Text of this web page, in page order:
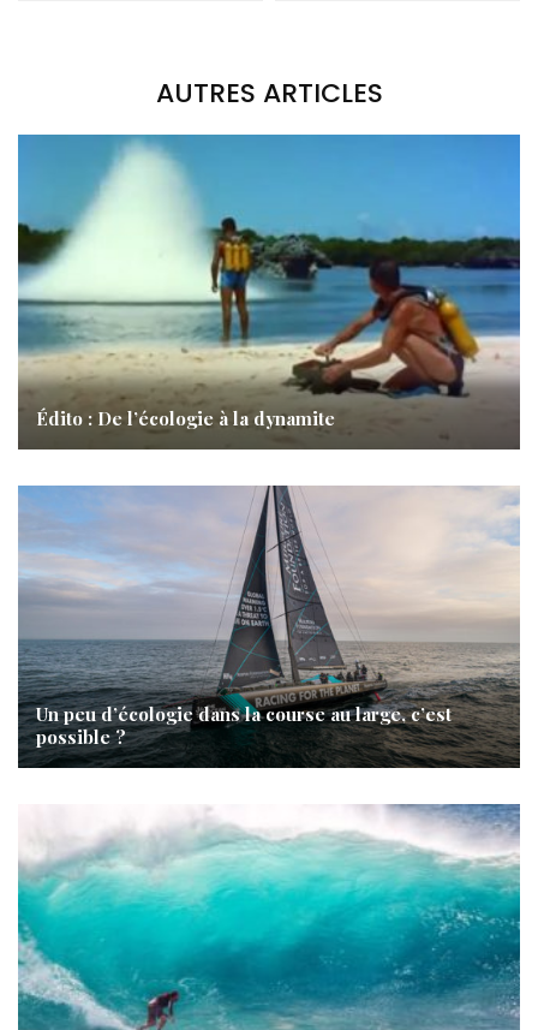
AUTRES ARTICLES
Édito : De l’écologie à la dynamite
Un peu d’écologie dans la course au large, c’est
possible ?